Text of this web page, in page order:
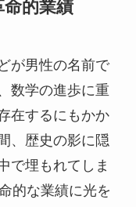
的業績
が男性の名前で
数学の進歩に重
在するにもかか
、歴史の影に隠
で埋もれてしま
的な業績に光を